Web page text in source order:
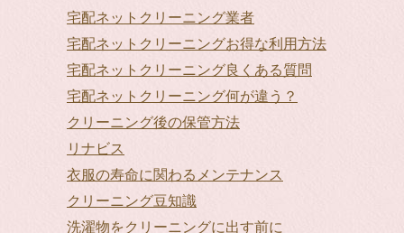
宅配ネットクリーニング業者
宅配ネットクリーニングお得な利用方法
宅配ネットクリーニング良くある質問
宅配ネットクリーニング何が違う？
クリーニング後の保管方法
リナビス
衣服の寿命に関わるメンテナンス
クリーニング豆知識
洗濯物をクリーニングに出す前に